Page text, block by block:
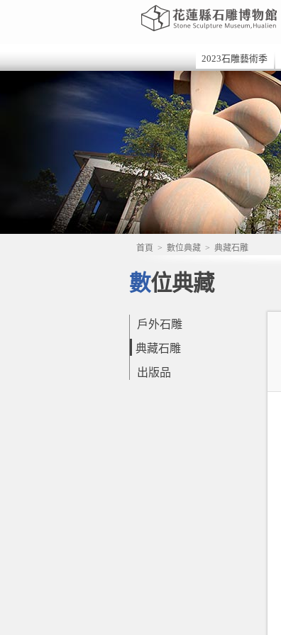
2023石雕藝術季
首頁 > 數位典藏 > 典藏石雕
數位典藏
戶外石雕
典藏石雕
出版品